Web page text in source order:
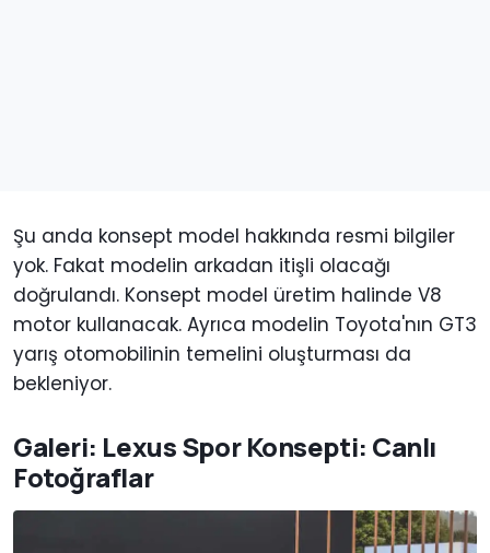
Şu anda konsept model hakkında resmi bilgiler
yok. Fakat modelin arkadan itişli olacağı
doğrulandı. Konsept model üretim halinde V8
motor kullanacak. Ayrıca modelin Toyota'nın GT3
yarış otomobilinin temelini oluşturması da
bekleniyor.
Galeri: Lexus Spor Konsepti: Canlı
Fotoğraflar